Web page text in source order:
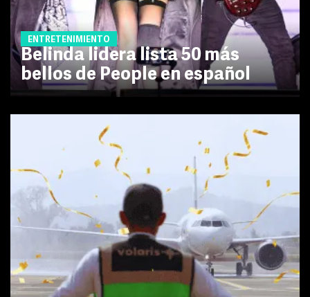
ENTRETENIMIENTO
Belinda lidera lista 50 más
bellos de People en español